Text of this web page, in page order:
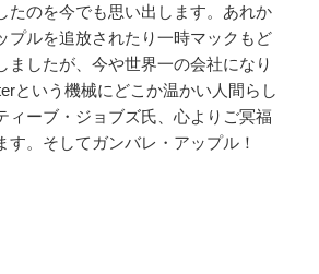
たのを今でも思い出します。あれか
プルを追放されたり一時マックもど
ましたが、今や世界一の会社になり
という機械にどこか温かい人間らし
ィーブ・ジョブズ氏、心よりご冥福
す。そしてガンバレ・アップル！